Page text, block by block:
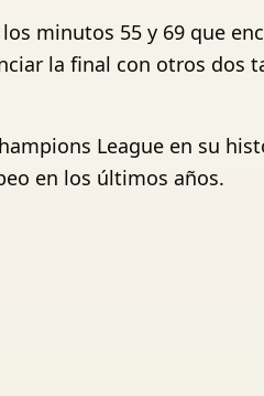
minutos 55 y 69 que
la final con otros dos
League en su
en los últimos años.